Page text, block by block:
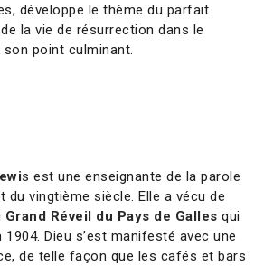
développe le thème du parfait
la vie de résurrection dans le
son point culminant.
s est une enseignante de la parole
du vingtième siècle. Elle a vécu de
Grand Réveil du Pays de Galles qui
Dieu s’est manifesté avec une
de telle façon que les cafés et bars